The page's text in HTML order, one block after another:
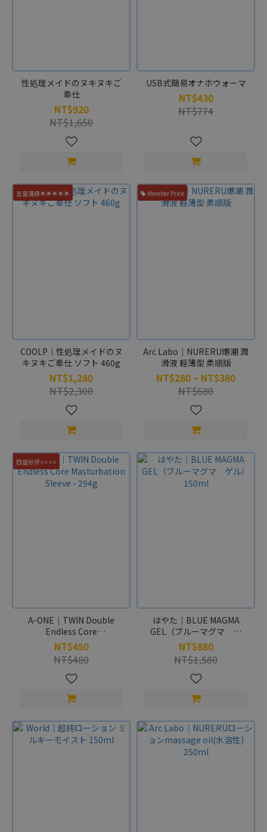
性処理メイドのヌキヌキご
奉仕
NT$920
NT$1,650
USB式簡易オナホウォーマ
NT$430
NT$774
五星滿級🌟🌟🌟🌟🌟
COOLP｜性処理メイドのヌ
キヌキご奉仕 ソフト 460g
NT$1,280
NT$2,300
Member Price
Arc Labo｜NURERU爆潮 潤
滑液 輕薄型 柔順版
NT$280 ~ NT$380
NT$680
四星好評⭐⭐⭐⭐
A-ONE｜TWIN Double
Endless Core
Masturbation Sleeve -
294g
NT$450
NT$480
はやた｜BLUE MAGMA
GEL（ブルーマグマ ゲ
ル）150ml
NT$880
NT$1,580